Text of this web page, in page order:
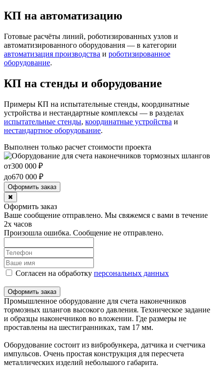
КП на автоматизацию
Готовые расчёты линий, роботизированных узлов и
автоматизированного оборудования — в категории
автоматизация производства и роботизированное
оборудование.
КП на стенды и оборудование
Примеры КП на испытательные стенды, координатные
устройства и нестандартные комплексы — в разделах
испытательные стенды, координатные устройства и
нестандартное оборудование.
Выполнен только расчет стоимости проекта
от300 000 ₽
до670 000 ₽
Оформить заказ
✖
Оформить заказ
Ваше сообщение отправлено. Мы свяжемся с вами в течение
2х часов
Произошла ошибка. Сообщение не отправлено.
Согласен на обработку персональныx данных
Оформить заказ
Промышленное оборудование для счета наконечников
тормозных шлангов высокого давления. Техническое задание
и образцы наконечников во вложении. Где размеры не
проставлены на шестигранниках, там 17 мм.
Оборудование состоит из вибробункера, датчика и счетчика
импульсов. Очень простая конструкция для пересчета
металлических изделий небольшого габарита.